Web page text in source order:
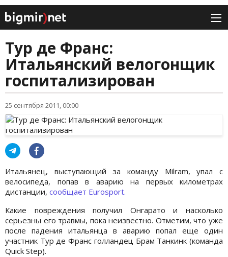
Тур де Франс:
Итальянский велогонщик
госпитализирован
25 сентября 2011, 00:00
Итальянец, выступающий за команду Milram, упал с
велосипеда, попав в аварию на первых километрах
дистанции, сообщает Eurosport.
Какие повреждения получил Онгарато и насколько
серьезны его травмы, пока неизвестно. Отметим, что уже
после падения итальянца в аварию попал еще один
участник Тур де Франс голландец Брам Танкинк (команда
Quick Step).